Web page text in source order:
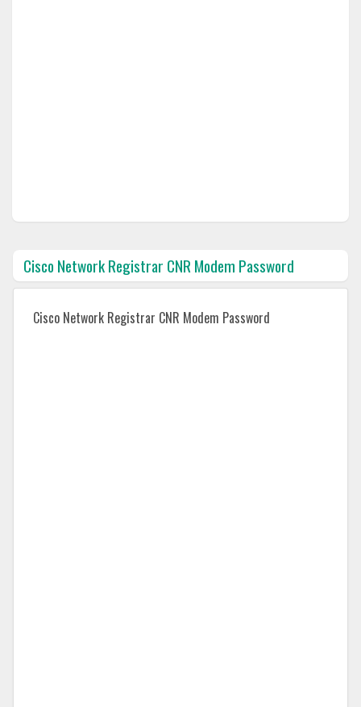
Cisco Network Registrar CNR Modem Password
Cisco Network Registrar CNR Modem Password